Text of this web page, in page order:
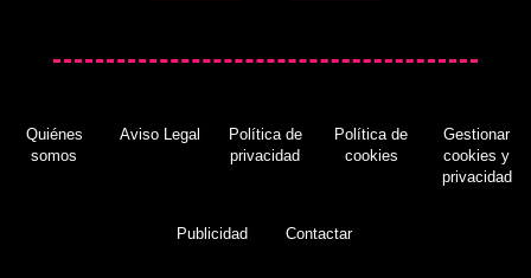
Takashi Tezuka habla sobre el diseño de Yoshi,
(19/11/2015)
Quiénes
somos
Aviso Legal
Política de
privacidad
Política de
cookies
Gestionar
cookies y
privacidad
Publicidad Contactar